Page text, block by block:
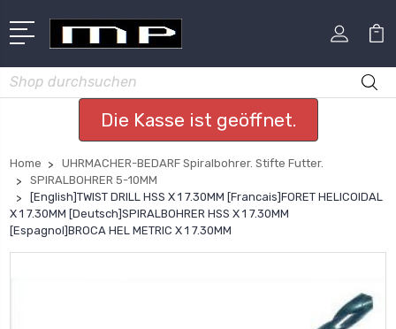
Suchen
Die Kasse ist geöffnet.
Home
UHRMACHER-BEDARF Spiralbohrer. Stifte Futter.
SPIRALBOHRER 5-10MM
[English]TWIST DRILL HSS X 1 7.30MM [Francais]FORET HELICOIDAL
X 1 7.30MM [Deutsch]SPIRALBOHRER HSS X 1 7.30MM
[Espagnol]BROCA HEL METRIC X 1 7.30MM